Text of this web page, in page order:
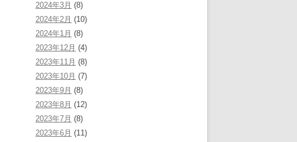
2024年3月 (8)
2024年2月 (10)
2024年1月 (8)
2023年12月 (4)
2023年11月 (8)
2023年10月 (7)
2023年9月 (8)
2023年8月 (12)
2023年7月 (8)
2023年6月 (11)